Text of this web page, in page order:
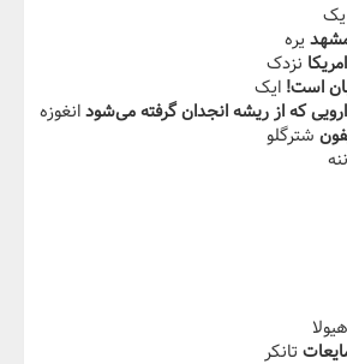
یک
یره
نزدک
ایک
انغوزه
شترگلو
ننه
هیولا
تانکر